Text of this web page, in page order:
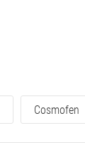
Cosmofen